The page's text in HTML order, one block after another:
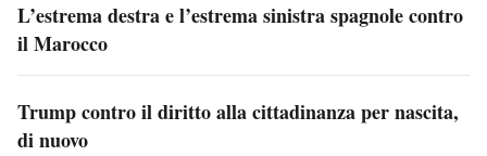
L’estrema destra e l’estrema sinistra spagnole contro
il Marocco
Trump contro il diritto alla cittadinanza per nascita,
di nuovo